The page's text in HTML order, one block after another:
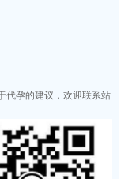
代孕的建议，欢迎联系站